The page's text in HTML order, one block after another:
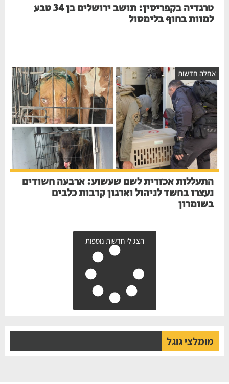
טרגדיה בקפריסין: תושב ירושלים בן 34 טבע
למוות בחוף בלימסול
אחלה חדשות
התעללות אכזרית לשם שעשוע: ארבעה חשודים
נעצרו בחשד לניהול וארגון קרבות כלבים
בשומרון
הצג לי חדשות נוספות
מומלצי גוגל